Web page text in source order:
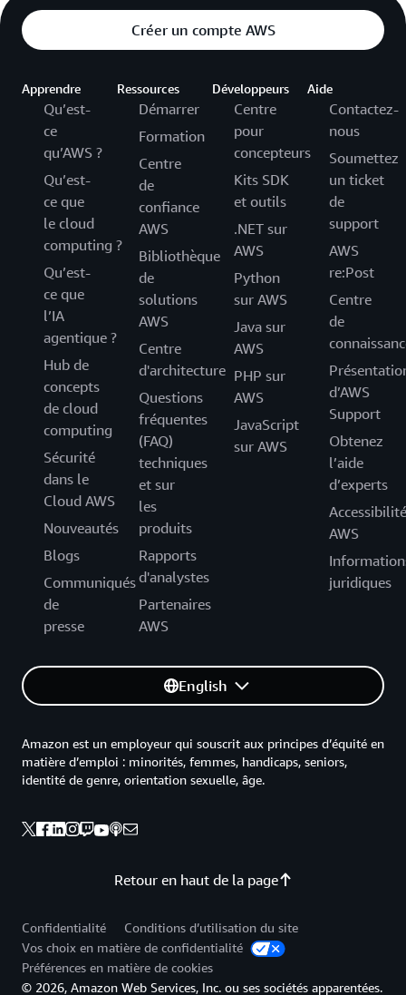
Créer un compte AWS
Apprendre
Qu’est-
ce
qu’AWS ?
Qu’est-
ce que
le cloud
computing ?
Qu’est-
ce que
l’IA
agentique ?
Hub de
concepts
de cloud
computing
Sécurité
dans le
Cloud AWS
Nouveautés
Blogs
Communiqués
de
presse
Ressources
Démarrer
Formation
Centre
de
confiance
AWS
Bibliothèque
de
solutions
AWS
Centre
d'architecture
Questions
fréquentes
(FAQ)
techniques
et sur
les
produits
Rapports
d'analystes
Partenaires
AWS
Développeurs
Centre
pour
concepteurs
Kits SDK
et outils
.NET sur
AWS
Python
sur AWS
Java sur
AWS
PHP sur
AWS
JavaScript
sur AWS
Aide
Contactez-
nous
Soumettez
un ticket
de
support
AWS
re:Post
Centre
de
d’AWS
Support
Obtenez
l’aide
d’experts
Accessibilité
AWS
juridiques
English
Retour en haut de la page
Amazon est un employeur qui souscrit aux principes d’équité en
matière d’emploi : minorités, femmes, handicaps, seniors,
identité de genre, orientation sexuelle, âge.
Confidentialité
Conditions d’utilisation du site
Vos choix en matière de confidentialité
Préférences en matière de cookies
© 2026, Amazon Web Services, Inc. ou ses sociétés apparentées.